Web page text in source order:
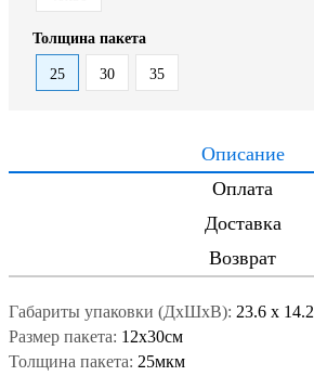
Толщина пакета
25 30 35
Описание
Оплата
Доставка
Возврат
Габариты упаковки (ДxШxВ): 23.6 x 14.2
Размер пакета: 12x30см
Толщина пакета: 25мкм